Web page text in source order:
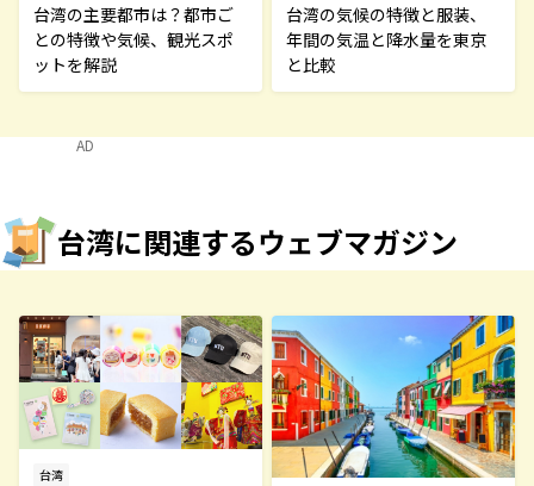
台湾の主要都市は？都市ご
との特徴や気候、観光スポ
ットを解説
台湾の気候の特徴と服装、
年間の気温と降水量を東京
と比較
AD
台湾に関連するウェブマガジン
台湾